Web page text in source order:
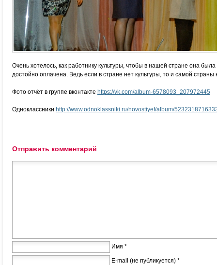
Очень хотелось, как работнику культуры, чтобы в нашей стране она
достойно оплачена. Ведь если в стране нет культуры, то и самой страны
Фото отчёт в группе вконтакте https://vk.com/album-6578093_207972445
Одноклассники http://www.odnoklassniki.ru/novostiyef/album/
Отправить комментарий
Имя *
E-mail (не публикуется) *